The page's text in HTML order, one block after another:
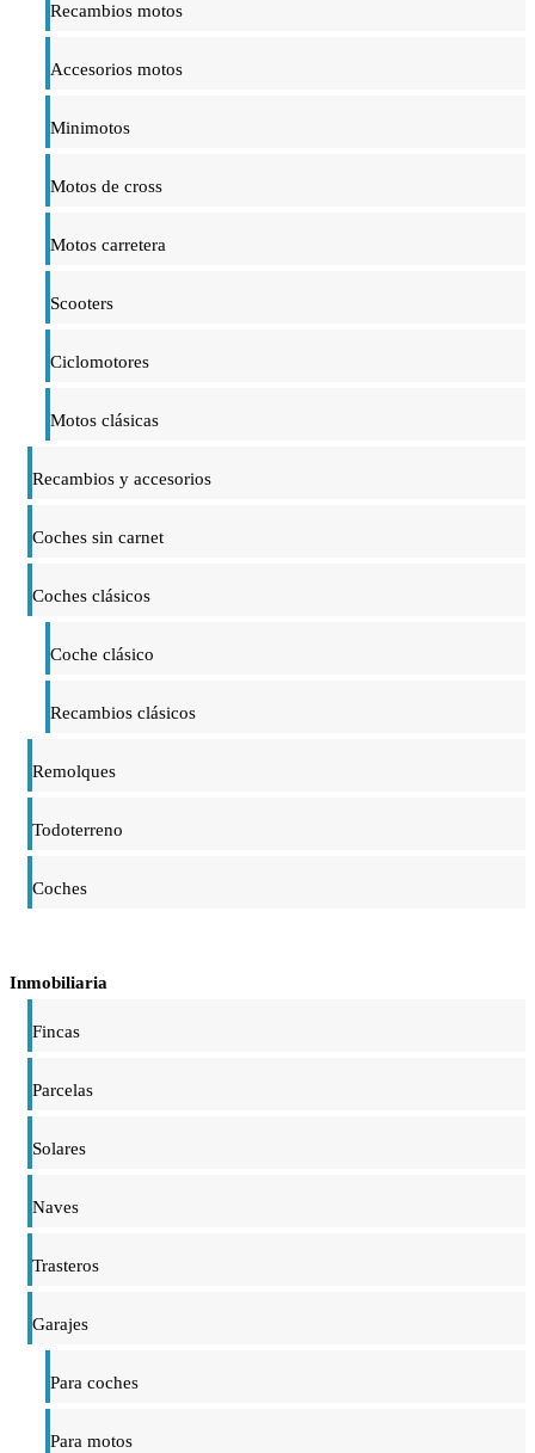
Recambios motos
Accesorios motos
Minimotos
Motos de cross
Motos carretera
Scooters
Ciclomotores
Motos clásicas
Recambios y accesorios
Coches sin carnet
Coches clásicos
Coche clásico
Recambios clásicos
Remolques
Todoterreno
Coches
Inmobiliaria
Fincas
Parcelas
Solares
Naves
Trasteros
Garajes
Para coches
Para motos